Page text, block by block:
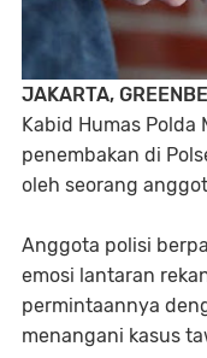
JAKARTA,
Kabid Humas
penembakan di
oleh seorang
Anggota polisi
emosi lantaran
permintaannya
menangani kasus